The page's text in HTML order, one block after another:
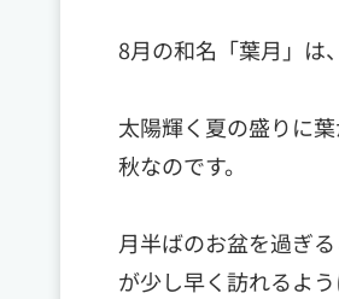
8月の和名「葉月」は
太陽輝く夏の盛りに
秋なのです。
月半ばのお盆を過ぎ
が少し早く訪れるよ